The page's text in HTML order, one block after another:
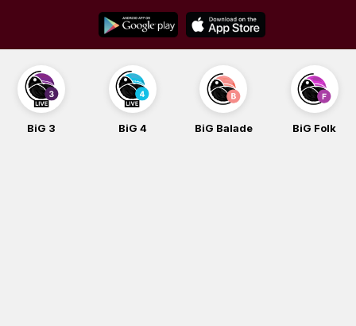
content
BiG 3 BiG 4 BiG Balade BiG Folk